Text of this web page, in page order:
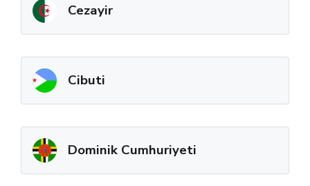
Cezayir
Cibuti
Dominik Cumhuriyeti